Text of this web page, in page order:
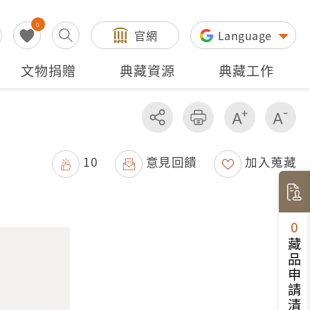
0
官網 Language
文物捐贈 典藏資源 典藏工作
分享 友善列印 增加字級
10 意見回饋 加入蒐藏
0
藏品申請清單